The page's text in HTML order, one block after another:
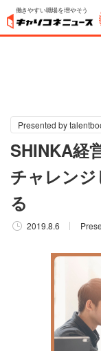
働きやすい職場を増やそう
Presented by
SHINKA経
チャレンジ
る
2019.8.6